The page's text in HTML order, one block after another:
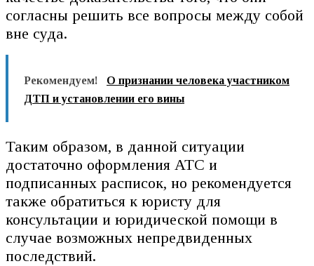
согласны решить все вопросы между собой
вне суда.
Рекомендуем!
О признании человека участником
ДТП и установлении его вины
Таким образом, в данной ситуации
достаточно оформления АТС и
подписанных расписок, но рекомендуется
также обратиться к юристу для
консультации и юридической помощи в
случае возможных непредвиденных
последствий.